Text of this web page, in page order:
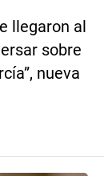
llegaron al
sobre
nueva